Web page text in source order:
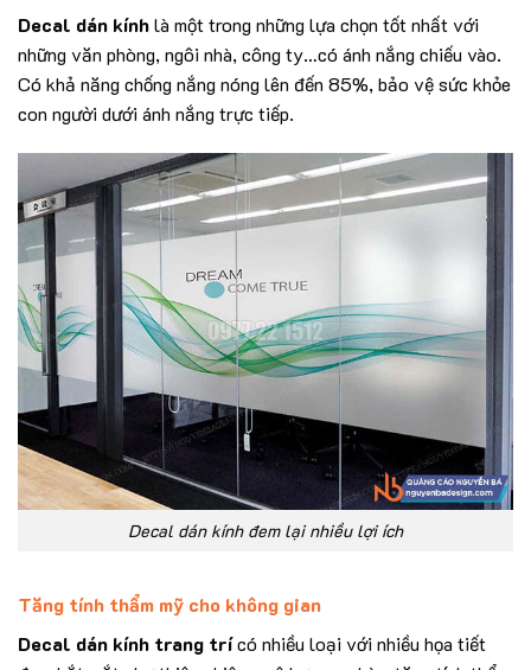
Decal dán kínhlà một trong những lựa chọn tốt nhất với
những văn phòng, ngôi nhà, công ty…có ánh nắng chiếu vào.
Có khả năng chống nắng nóng lên đến 85%, bảo vệ sức khỏe
con người dưới ánh nắng trực tiếp.
Decal dán kính đem lại nhiều lợi ích
Tăng tính thẩm mỹ cho không gian
Decal dán kính trang trícó nhiều loại với nhiều họa tiết